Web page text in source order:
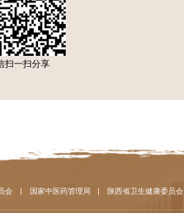
扫一扫分享
会 | 国家中医药管理局 | 陕西省卫生健康委员会